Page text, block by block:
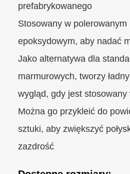
prefabrykowanego
Stosowany w
epoksydowym, aby nadać
Jako alternatywa dla
marmurowych, tworzy
wygląd, gdy jest stosowany
Można go przykleić do
sztuki, aby zwiększyć
zazdrość